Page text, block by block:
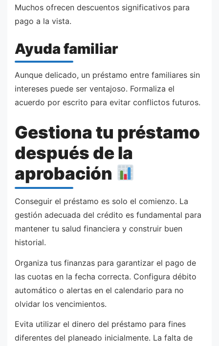
Muchos ofrecen descuentos significativos para
pago a la vista.
Ayuda familiar
Aunque delicado, un préstamo entre familiares sin
intereses puede ser ventajoso. Formaliza el
acuerdo por escrito para evitar conflictos futuros.
Gestiona tu préstamo
después de la
aprobación
Conseguir el préstamo es solo el comienzo. La
gestión adecuada del crédito es fundamental para
mantener tu salud financiera y construir buen
historial.
Organiza tus finanzas para garantizar el pago de
las cuotas en la fecha correcta. Configura débito
automático o alertas en el calendario para no
olvidar los vencimientos.
Evita utilizar el dinero del préstamo para fines
diferentes del planeado inicialmente. La falta de